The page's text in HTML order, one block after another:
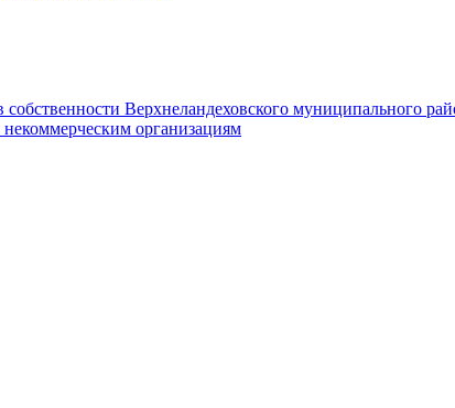
Верхнеландеховского муниципального
организациям